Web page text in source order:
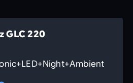
GLC 220